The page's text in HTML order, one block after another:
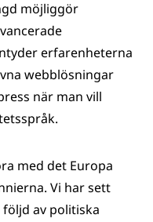
möjliggör
erfarenheterna
webblösningar
när man vill
med det Europa
Vi har sett
av politiska